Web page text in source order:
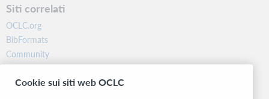
Siti correlati
OCLC.org
BibFormats
Community
Ricerca
WebJunction
Cookie sui siti web OCLC